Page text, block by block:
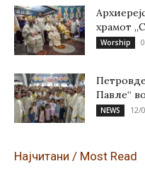
храмот
Worship
Павле“
NEWS 12/
Најчитани / Most Read